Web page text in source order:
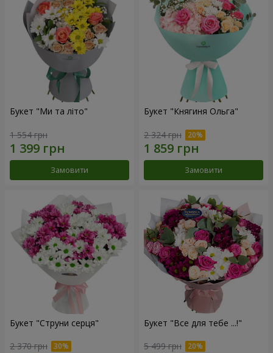
Букет "Ми та літо"
1 554 грн
Замовити
Букет "Княгиня Ольга"
2 324 грн
Замовити
Букет "Струни серця"
2 370 грн
Букет "Все для тебе ...!"
5 499 грн